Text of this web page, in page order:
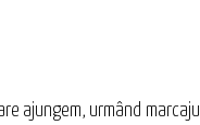
ajungem, urmând